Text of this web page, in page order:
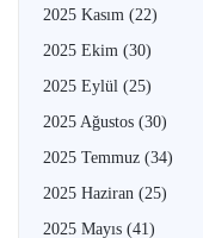
2025 Kasım (22)
2025 Ekim (30)
2025 Eylül (25)
2025 Ağustos (30)
2025 Temmuz (34)
2025 Haziran (25)
2025 Mayıs (41)